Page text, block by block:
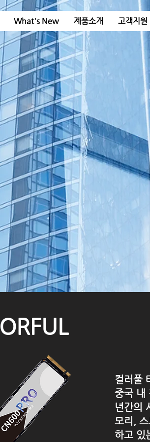
What's New 제품소개 고객지원
컬러풀
중국 내
년간의
모리,
하고 있